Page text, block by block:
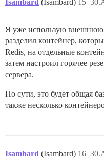
Я уже использую внешнюю
разделил контейнер,
Redis, на отдельные
затем настроил горячее
сервера.
По сути, это будет общая
также несколько
Isambard (Isambard) 16